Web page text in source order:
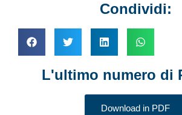
Condividi:
L'ultimo numero di
Download in PDF